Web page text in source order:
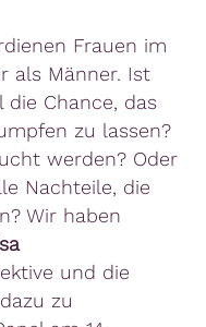
Frauen im
als Männer. Ist
die Chance, das
zu lassen?
werden? Oder
Nachteile, die
Wir haben
und die
zu